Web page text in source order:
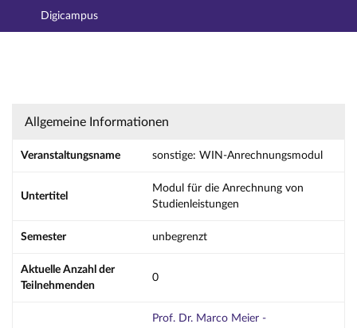
Hauptnavigation
Digicampus
sonstige: WIN-Anrechnungsmodul - Details
Allgemeine Informationen
Veranstaltungsname sonstige: WIN-Anrechnungsmodul
Untertitel
Modul für die Anrechnung von
Studienleistungen
Semester unbegrenzt
Aktuelle Anzahl der
Teilnehmenden
0
Prof. Dr. Marco Meier -